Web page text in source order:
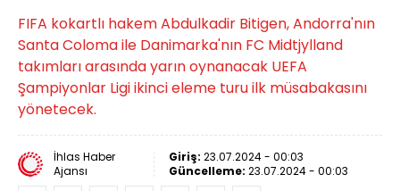
FIFA kokartlı hakem Abdulkadir Bitigen, Andorra'nın
Santa Coloma ile Danimarka'nın FC Midtjylland
takımları arasında yarın oynanacak UEFA
Şampiyonlar Ligi ikinci eleme turu ilk müsabakasını
yönetecek.
İhlas Haber
Ajansı
Giriş: 23.07.2024 - 00:03
Güncelleme: 23.07.2024 - 00:03